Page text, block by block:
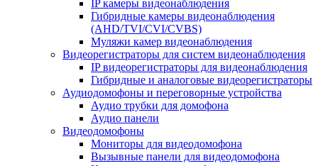
IP камеры видеонаблюдения
Гибридные камеры видеонаблюдения
(AHD/TVI/CVI/CVBS)
Муляжи камер видеонаблюдения
Видеорегистраторы для систем видеонаблюдения
IP видеорегистраторы для видеонаблюдения
Гибридные и аналоговые видеорегистраторы
Аудиодомофоны и переговорные устройства
Аудио трубки для домофона
Аудио панели
Видеодомофоны
Мониторы для видеодомофона
Вызывные панели для видеодомофона